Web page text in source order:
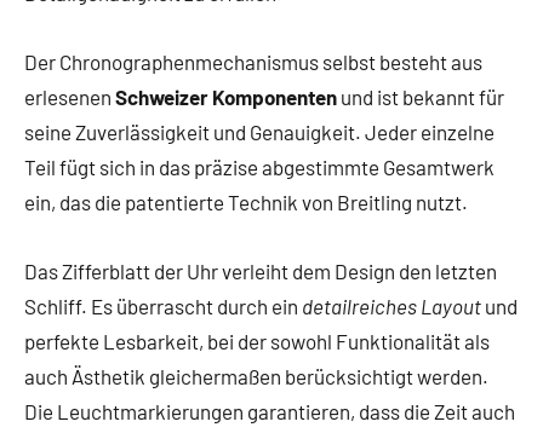
Der Chronographenmechanismus selbst besteht aus
erlesenen Schweizer Komponenten und ist bekannt für
seine Zuverlässigkeit und Genauigkeit. Jeder einzelne
Teil fügt sich in das präzise abgestimmte Gesamtwerk
ein, das die patentierte Technik von Breitling nutzt.
Das Zifferblatt der Uhr verleiht dem Design den letzten
Schliff. Es überrascht durch ein detailreiches Layout und
perfekte Lesbarkeit, bei der sowohl Funktionalität als
auch Ästhetik gleichermaßen berücksichtigt werden.
Die Leuchtmarkierungen garantieren, dass die Zeit auch